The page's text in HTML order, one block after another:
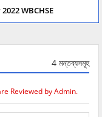
WBCHSE
4 মন্তব্যসমূহ
Reviewed by Admin.